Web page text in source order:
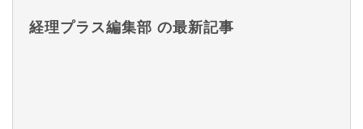
経理プラス編集部 の最新記事